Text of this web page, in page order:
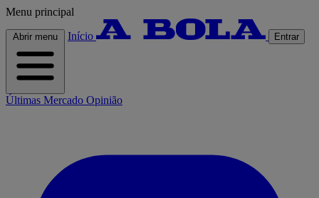
Menu principal
Abrir menu Início Entrar
Últimas Mercado Opinião